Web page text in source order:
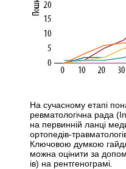
На сучасному етапі
ревматологічна рада
на первинній ланці
ортопедів-
Ключовою думкою
можна оцінити за
ів) на рентгенограмі.